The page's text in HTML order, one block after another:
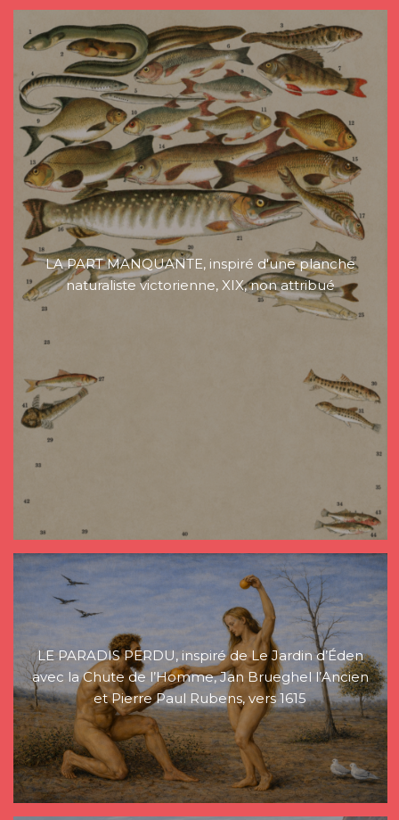
LA PART MANQUANTE, inspiré d'une planche
naturaliste victorienne, XIX, non attribué
LE PARADIS PERDU, inspiré de Le Jardin d’Éden
avec la Chute de l’Homme, Jan Brueghel l’Ancien
et Pierre Paul Rubens, vers 1615